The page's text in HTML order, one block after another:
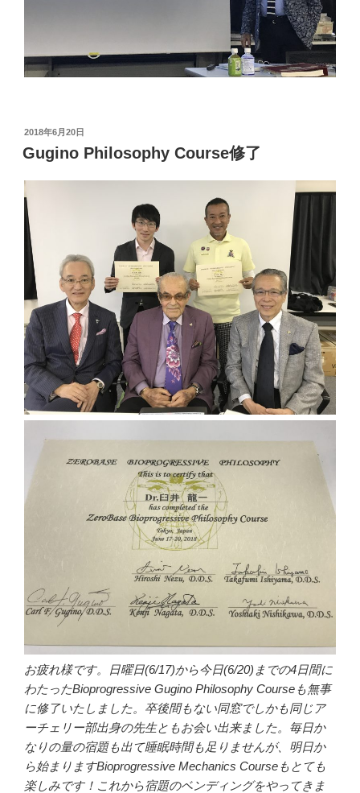
投
稿
日:
2018年6月20日
Gugino Philosophy Course修了
お疲れ様です。日曜日(6/17)から今日(6/20)までの4日間に
わたったBioprogressive Gugino Philosophy Courseも無事
に修了いたしました。卒後間もない同窓でしかも同じア
ーチェリー部出身の先生ともお会い出来ました。毎日か
なりの量の宿題も出て睡眠時間も足りませんが、明日か
ら始まりますBioprogressive Mechanics Courseもとても
楽しみです！これから宿題のベンディングをやってきま